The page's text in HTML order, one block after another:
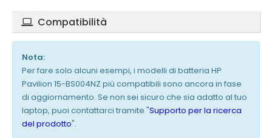
Compatibilità
Nota:
Per fare solo alcuni esempi, i modelli di batteria HP
Pavilion 15-BS004NZ più compatibili sono ancora in fase
di aggiornamento. Se non sei sicuro che sia adatto al tuo
laptop, puoi contattarci tramite "Supporto per la ricerca
del prodotto".